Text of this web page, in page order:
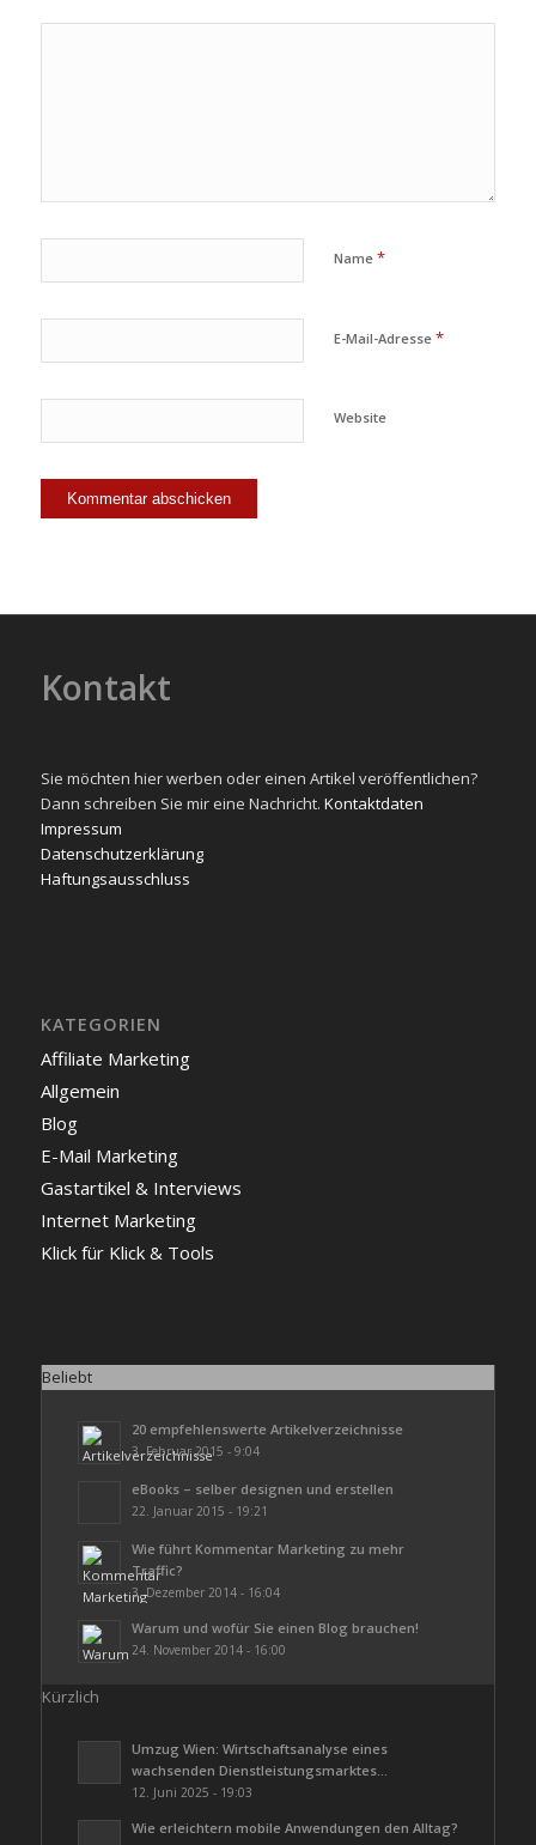
Name *
E-Mail-Adresse *
Website
Kontakt
Sie möchten hier werben oder einen Artikel veröffentlichen?
Dann schreiben Sie mir eine Nachricht. Kontaktdaten
Impressum
Datenschutzerklärung
Haftungsausschluss
KATEGORIEN
Affiliate Marketing
Allgemein
Blog
E-Mail Marketing
Gastartikel & Interviews
Internet Marketing
Klick für Klick & Tools
Beliebt
20 empfehlenswerte Artikelverzeichnisse
3. Februar 2015 - 9:04
eBooks – selber designen und erstellen
22. Januar 2015 - 19:21
Wie führt Kommentar Marketing zu mehr
Traffic?
3. Dezember 2014 - 16:04
Warum und wofür Sie einen Blog brauchen!
24. November 2014 - 16:00
Kürzlich
Umzug Wien: Wirtschaftsanalyse eines
wachsenden Dienstleistungsmarktes...
12. Juni 2025 - 19:03
Wie erleichtern mobile Anwendungen den Alltag?